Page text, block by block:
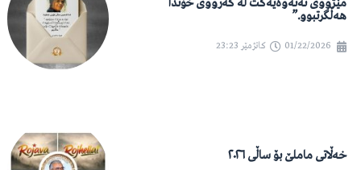
مێژووی نەتەوەیەکت لە گەرووی خۆتدا
هەڵگرتبوو.”
01/22/2026 کاتژمێر 23:23
خەڵاتی ماملێ بۆ ساڵی ٢٠٢٦